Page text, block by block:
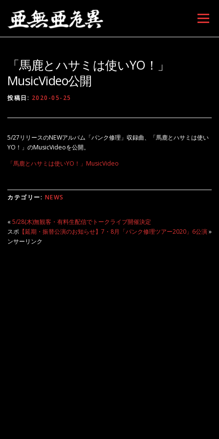
メニュー
「馬鹿とハサミは使いYO！」
MusicVideo公開
投稿日: 2020-05-25
5/27リリースのNEWアルバム「パンク修理」収録曲、「馬鹿とハサミは使い
YO！」のMusicVideoを公開。
「馬鹿とハサミは使いYO！」MusicVideo
カテゴリー: NEWS
« 5/28(木)無観客・有料生配信でトークライブ開催決定
【延期・振替公演のお知らせ】7・8月「パンク修理ツアー2020」6公演»
スポ
ンサーリンク